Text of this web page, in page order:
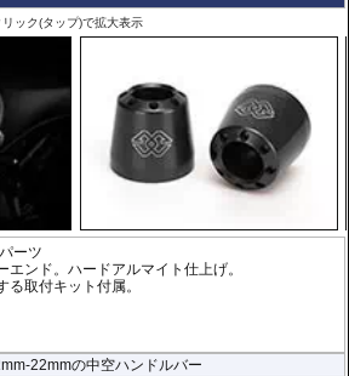
ック(タップ)で拡大表示
ーツ
エンド。ハードアルマイト仕上げ。
る取付キット付属。
22mmの中空ハンドルバー